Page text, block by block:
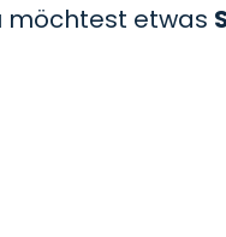
möchtest etwas